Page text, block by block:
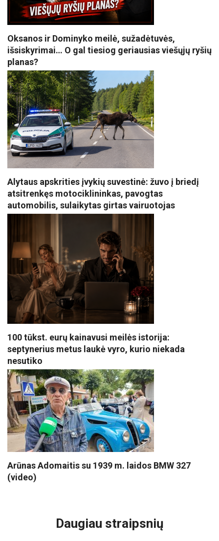
Oksanos ir Dominyko meilė, sužadėtuvės,
išsiskyrimai… O gal tiesiog geriausias viešųjų ryšių
planas?
Alytaus apskrities įvykių suvestinė: žuvo į briedį
atsitrenkęs motociklininkas, pavogtas
automobilis, sulaikytas girtas vairuotojas
100 tūkst. eurų kainavusi meilės istorija:
septynerius metus laukė vyro, kurio niekada
nesutiko
Arūnas Adomaitis su 1939 m. laidos BMW 327
(video)
Daugiau straipsnių